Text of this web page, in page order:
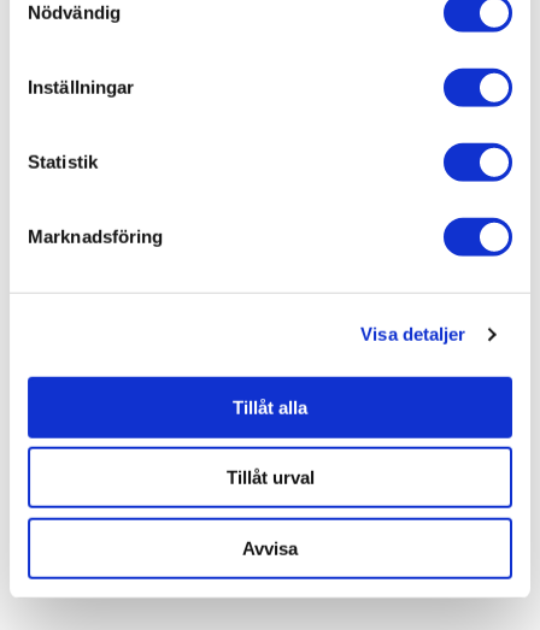
Nödvändig
Inställningar
Statistik
Marknadsföring
Visa detaljer
Tillåt alla
Tillåt urval
Avvisa
Hem & inredning / Belysning / Lampor /
Bordslampa
Hem & inredning /
Antikt Trä 63cm
3.241 kr